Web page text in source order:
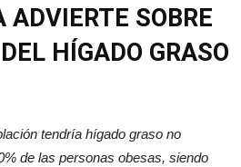
ADVIERTE SOBRE
HÍGADO GRASO
tendría hígado graso no
de las personas obesas, siendo